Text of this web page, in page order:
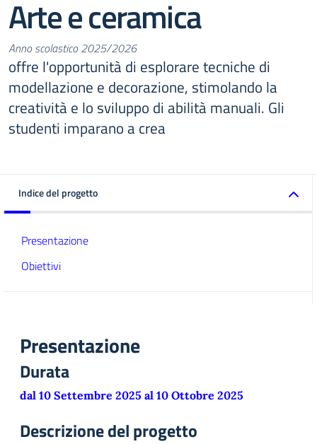
Arte e ceramica
Anno scolastico 2025/2026
offre l'opportunità di esplorare tecniche di
modellazione e decorazione, stimolando la
creatività e lo sviluppo di abilità manuali. Gli
studenti imparano a crea
Indice del progetto
Presentazione
Obiettivi
Presentazione
Durata
dal 10 Settembre 2025 al 10 Ottobre 2025
Descrizione del progetto